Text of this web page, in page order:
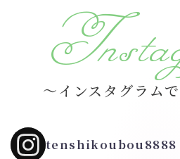
～インスタグラム
tenshikoubou8888